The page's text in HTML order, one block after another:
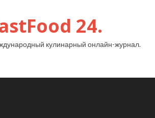
24.
кулинарный онлайн-журнал.